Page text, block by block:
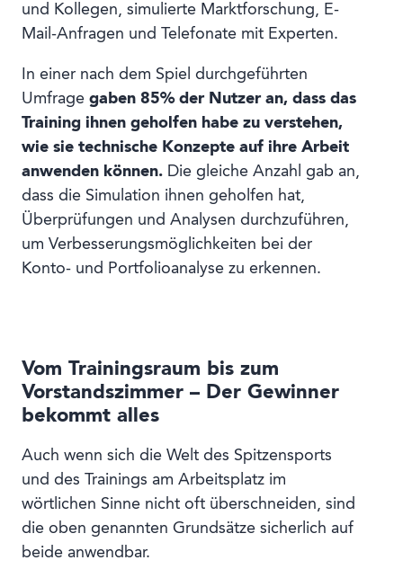
und Kollegen, simulierte Marktforschung, E-
Mail-Anfragen und Telefonate mit Experten.
In einer nach dem Spiel durchgeführten
Umfrage gaben 85% der Nutzer an, dass das
Training ihnen geholfen habe zu verstehen,
wie sie technische Konzepte auf ihre Arbeit
anwenden können. Die gleiche Anzahl gab an,
dass die Simulation ihnen geholfen hat,
Überprüfungen und Analysen durchzuführen,
um Verbesserungsmöglichkeiten bei der
Konto- und Portfolioanalyse zu erkennen.
Vom Trainingsraum bis zum
Vorstandszimmer – Der Gewinner
bekommt alles
Auch wenn sich die Welt des Spitzensports
und des Trainings am Arbeitsplatz im
wörtlichen Sinne nicht oft überschneiden, sind
die oben genannten Grundsätze sicherlich auf
beide anwendbar.